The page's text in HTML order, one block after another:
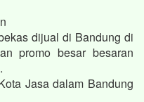
dijual di Bandung di
promo besar besaran
Jasa dalam Bandung